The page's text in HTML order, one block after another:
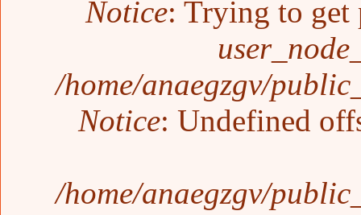
Notice: Trying to get
/home/anaegzgv/
Notice: Undefined
/home/anaegzgv/